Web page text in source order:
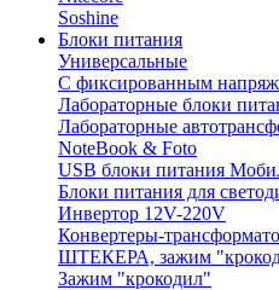
Soshine
Блоки питания
Универсальные
C фиксированным
Лабораторные блоки
Лабораторные
NoteBook & Foto
USB блоки питания
Блоки питания для
Инвертор 12V-220V
Конвертеры-
ШТЕКЕРА, зажим
Зажим "крокодил"